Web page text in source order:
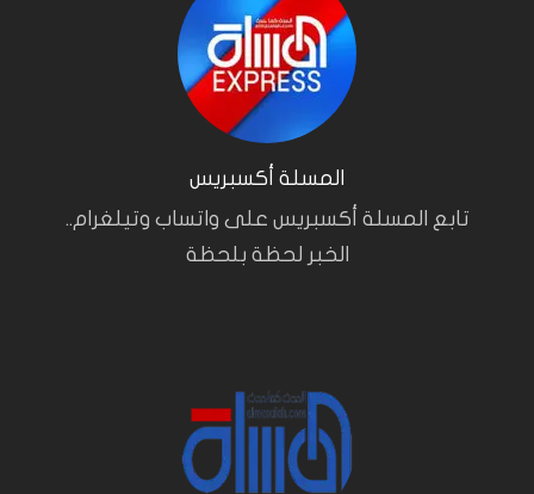
المسلة أكسبريس
تابع المسلة أكسبريس على واتساب وتيلغرام..
الخبر لحظة بلحظة